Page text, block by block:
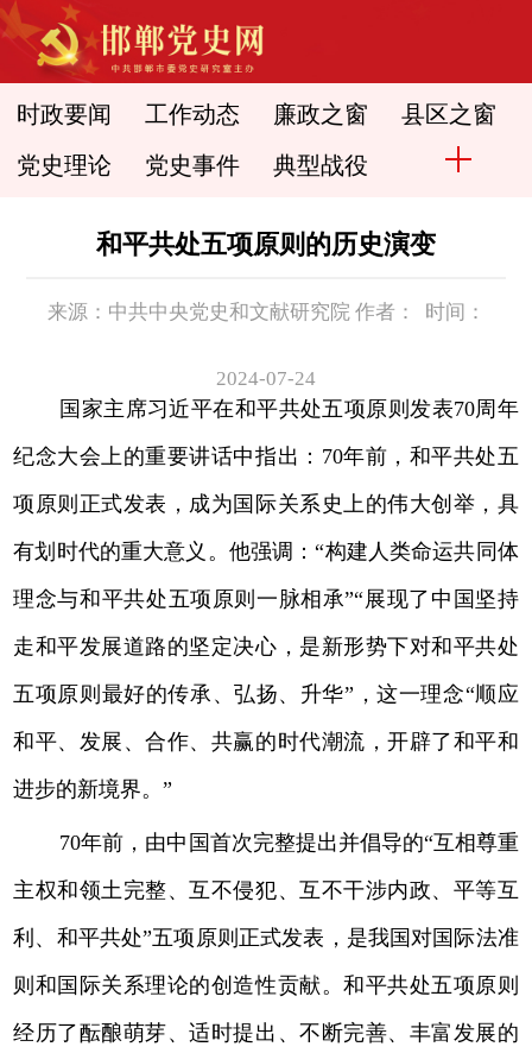
时政要闻 工作动态 廉政之窗 县区之窗
党史理论 党史事件 典型战役
和平共处五项原则的历史演变
来源：中共中央党史和文献研究院 作者： 时间：
2024-07-24
国家主席习近平在和平共处五项原则发表70周年
纪念大会上的重要讲话中指出：70年前，和平共处五
项原则正式发表，成为国际关系史上的伟大创举，具
有划时代的重大意义。他强调：“构建人类命运共同体
理念与和平共处五项原则一脉相承”“展现了中国坚持
走和平发展道路的坚定决心，是新形势下对和平共处
五项原则最好的传承、弘扬、升华”，这一理念“顺应
和平、发展、合作、共赢的时代潮流，开辟了和平和
进步的新境界。”
70年前，由中国首次完整提出并倡导的“互相尊重
主权和领土完整、互不侵犯、互不干涉内政、平等互
利、和平共处”五项原则正式发表，是我国对国际法准
则和国际关系理论的创造性贡献。和平共处五项原则
经历了酝酿萌芽、适时提出、不断完善、丰富发展的